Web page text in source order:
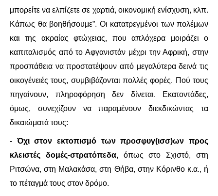
LGBTQIA+
ΠΕΡΙΒΆΛΛΟΝ
ΚΙΝΉΜΑΤΑ ΠΌΛΗΣ
ΙΣΤΟΡΊΑ / ΘΕΩΡΊΑ
ΙΣΤΟΡΊΑ
ΠΟΛΙΤΙΣΜΌΣ
ΛΟΓΟΤΕΧΝΊΑ / ΤΈΧΝΗ
μπορείτε να ελπίζετε σε χαρτιά, οικονομική ενίσχυση, κλπ.
Κάπως θα βοηθήσουμε”. Οι κατατρεγμένοι των πολέμων
και της ακραίας φτώχειας, που απλόχερα μοιράζει ο
καπιταλισμός από το Αφγανιστάν μέχρι την Αφρική, στην
προσπάθεια να προστατέψουν από μεγαλύτερα δεινά τις
οικογένειές τους, συμβιβάζονται πολλές φορές. Πού τους
πηγαίνουν, πληροφόρηση δεν δίνεται. Εκατοντάδες,
όμως, συνεχίζουν να παραμένουν διεκδικώντας τα
δικαιώματά τους:
-Όχι στον εκτοπισμό των προσφυγ(ισσ)ων προς
κλειστές δομές-στρατόπεδα,όπως στο Σχιστό, στη
Ριτσώνα, στη Μαλακάσα, στη Θήβα, στην Κόρινθο κ.α., ή
το πέταγμά τους στον δρόμο.